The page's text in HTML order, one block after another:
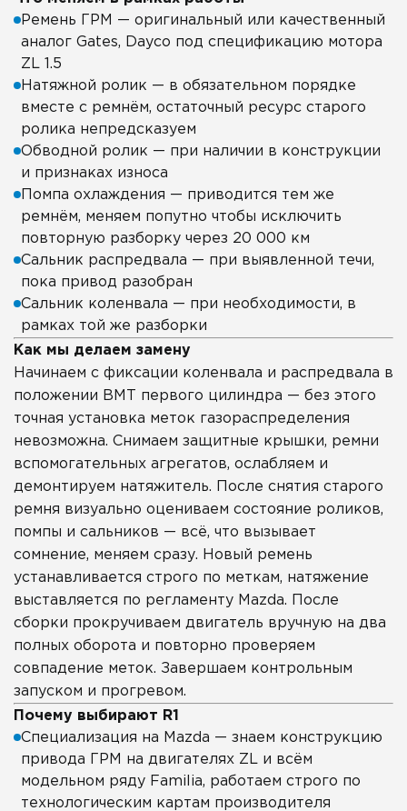
Ремень ГРМ — оригинальный или качественный
аналог Gates, Dayco под спецификацию мотора
ZL 1.5
Натяжной ролик — в обязательном порядке
вместе с ремнём, остаточный ресурс старого
ролика непредсказуем
Обводной ролик — при наличии в конструкции
и признаках износа
Помпа охлаждения — приводится тем же
ремнём, меняем попутно чтобы исключить
повторную разборку через 20 000 км
Сальник распредвала — при выявленной течи,
пока привод разобран
Сальник коленвала — при необходимости, в
рамках той же разборки
Как мы делаем замену
Начинаем с фиксации коленвала и распредвала в
положении ВМТ первого цилиндра — без этого
точная установка меток газораспределения
невозможна. Снимаем защитные крышки, ремни
вспомогательных агрегатов, ослабляем и
демонтируем натяжитель. После снятия старого
ремня визуально оцениваем состояние роликов,
помпы и сальников — всё, что вызывает
сомнение, меняем сразу. Новый ремень
устанавливается строго по меткам, натяжение
выставляется по регламенту Mazda. После
сборки прокручиваем двигатель вручную на два
полных оборота и повторно проверяем
совпадение меток. Завершаем контрольным
запуском и прогревом.
Почему выбирают R1
Специализация на Mazda — знаем конструкцию
привода ГРМ на двигателях ZL и всём
модельном ряду Familia, работаем строго по
технологическим картам производителя